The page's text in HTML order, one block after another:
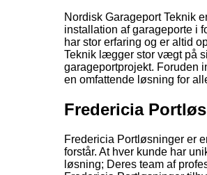
Nordisk Garageport Teknik
installation af garageporte i
har stor erfaring og er altid
Teknik lægger stor vægt på
garageportprojekt. Foruden
en omfattende løsning for
Fredericia
Fredericia Portløsninger er
forstår. At hver kunde har
løsning; Deres team af